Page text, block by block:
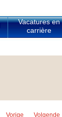
Vacatures en
carrière
Vorige Volgende